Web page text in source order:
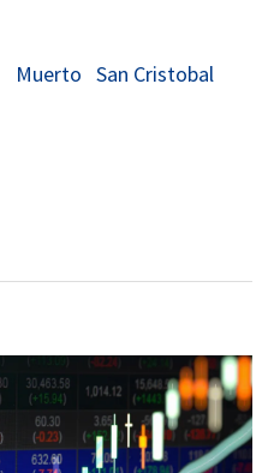
Muerto San Cristobal